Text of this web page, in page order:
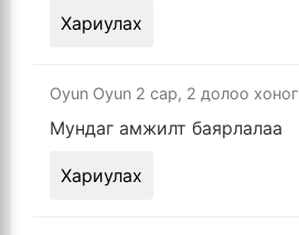
Хариулах
Oyun Oyun 2 сар, 2 долоо хоног
Мундаг амжилт баярлалаа
Хариулах